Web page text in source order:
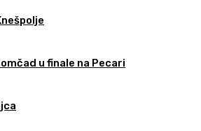
u finale na Pecari